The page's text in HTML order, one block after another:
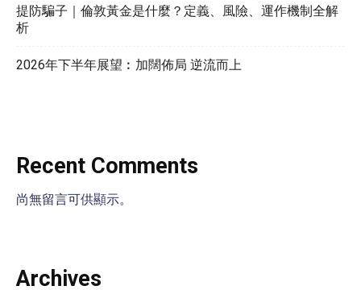
提防騙子｜倫敦黃金是什麼？定義、風險、運作機制全解
析
2026年下半年展望︰加闊佈局 逆流而上
Recent Comments
尚無留言可供顯示。
Archives